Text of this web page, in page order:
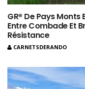
GR® De Pays Monts
Entre Combade Et
Résistance
CARNETSDERANDO